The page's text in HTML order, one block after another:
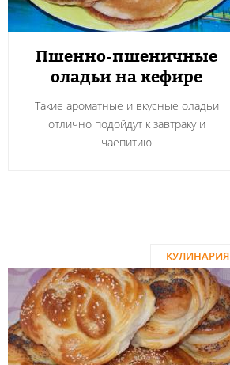
Пшенно-пшеничные
оладьи на кефире
Такие ароматные и вкусные оладьи
отлично подойдут к завтраку и
чаепитию
КУЛИНАРИЯ